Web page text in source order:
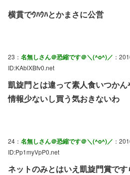
横貫でｳﾊｳﾊとかまさに公営
23： 名無しさん＠恐縮です＠＼(^o^)／ ：
ID:KAblXBfv0.net
凱旋門とは違って素人食いつかん
情報少ないし買う気おきないわ
24： 名無しさん＠恐縮です＠＼(^o^)／ ：
ID:Pp1myVpP0.net
ネットのみとはいえ凱旋門賞で